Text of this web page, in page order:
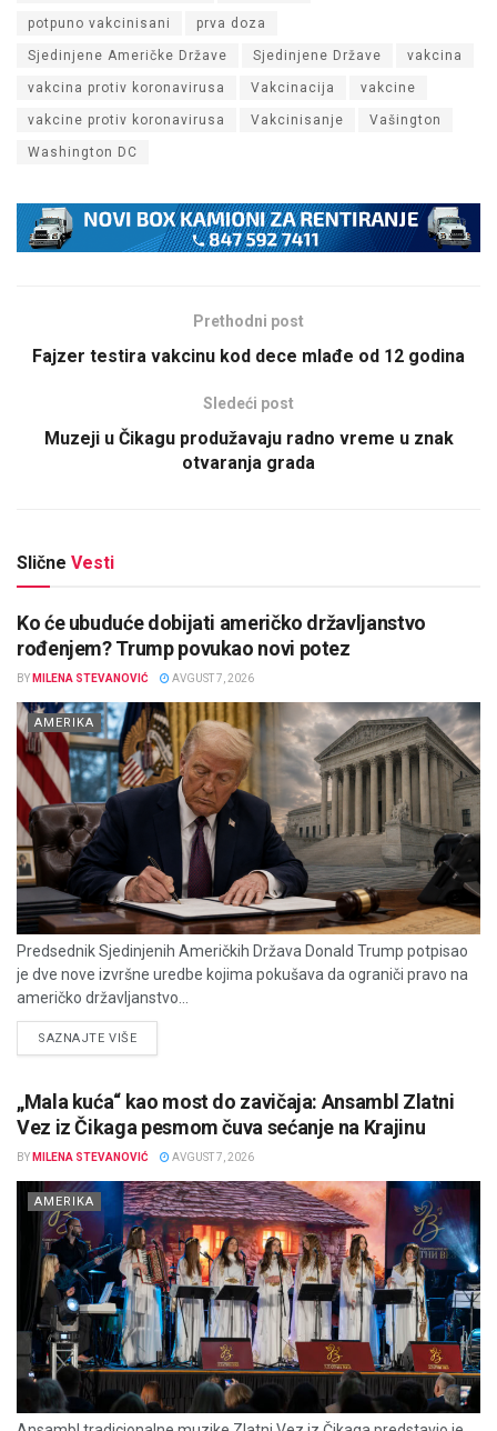
potpuno vakcinisani prva doza
Sjedinjene Američke Države Sjedinjene Države vakcina
vakcina protiv koronavirusa Vakcinacija vakcine
vakcine protiv koronavirusa Vakcinisanje Vašington
Washington DC
Prethodni post
Fajzer testira vakcinu kod dece mlađe od 12 godina
Sledeći post
Muzeji u Čikagu produžavaju radno vreme u znak
otvaranja grada
Slične Vesti
Ko će ubuduće dobijati američko državljanstvo
rođenjem? Trump povukao novi potez
BY MILENA STEVANOVIĆ AVGUST 7, 2026
AMERIKA
Predsednik Sjedinjenih Američkih Država Donald Trump potpisao
je dve nove izvršne uredbe kojima pokušava da ograniči pravo na
američko državljanstvo...
SAZNAJTE VIŠEDETAILS
„Mala kuća“ kao most do zavičaja: Ansambl Zlatni
Vez iz Čikaga pesmom čuva sećanje na Krajinu
BY MILENA STEVANOVIĆ AVGUST 7, 2026
AMERIKA